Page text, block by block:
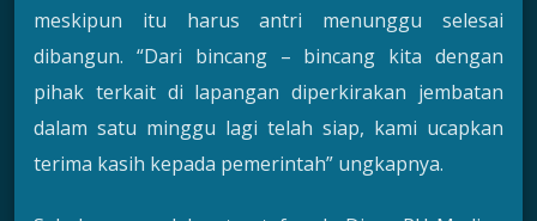
meskipun itu harus antri menunggu selesai
dibangun. “Dari bincang – bincang kita dengan
pihak terkait di lapangan diperkirakan jembatan
dalam satu minggu lagi telah siap, kami ucapkan
terima kasih kepada pemerintah” ungkapnya.